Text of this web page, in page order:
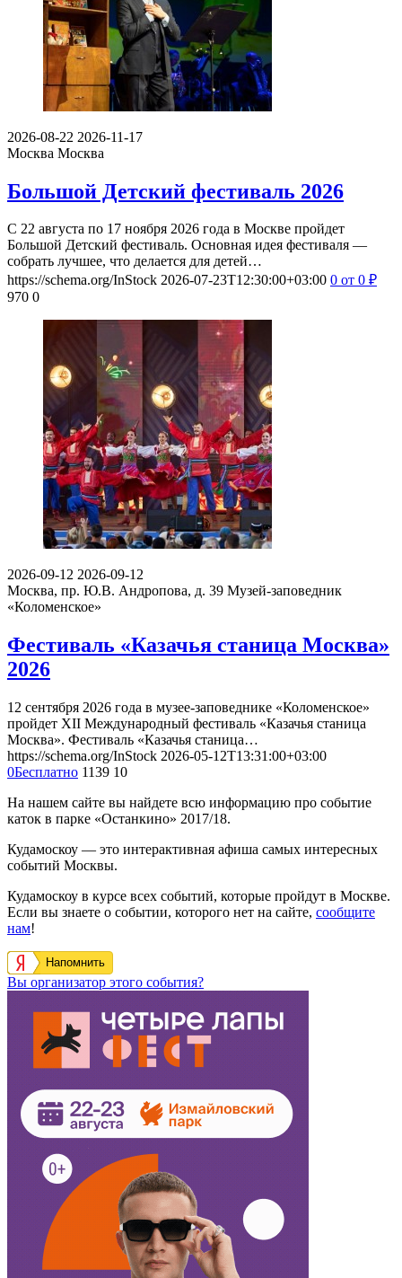
2026-08-22 2026-11-17
Москва Москва
Большой Детский фестиваль 2026
С 22 августа по 17 ноября 2026 года в Москве пройдет
Большой Детский фестиваль. Основная идея фестиваля —
собрать лучшее, что делается для детей…
https://schema.org/InStock 2026-07-23T12:30:00+03:00 0 от 0 ₽
970 0
2026-09-12 2026-09-12
Москва, пр. Ю.В. Андропова, д. 39 Музей-заповедник
«Коломенское»
Фестиваль «Казачья станица Москва»
2026
12 сентября 2026 года в музее-заповеднике «Коломенское»
пройдет XII Международный фестиваль «Казачья станица
Москва». Фестиваль «Казачья станица…
https://schema.org/InStock 2026-05-12T13:31:00+03:00
0Бесплатно 1139 10
На нашем сайте вы найдете всю информацию про событие
каток в парке «Останкино» 2017/18.
Кудамоскоу — это интерактивная афиша самых интересных
событий Москвы.
Кудамоскоу в курсе всех событий, которые пройдут в Москве.
Если вы знаете о событии, которого нет на сайте, сообщите
нам!
Напомнить
Вы организатор этого события?